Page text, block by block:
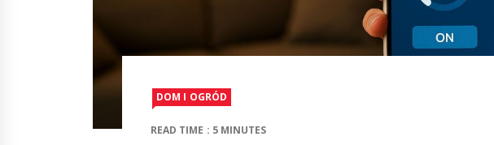
DOM I OGRÓD
READ TIME : 5 MINUTES